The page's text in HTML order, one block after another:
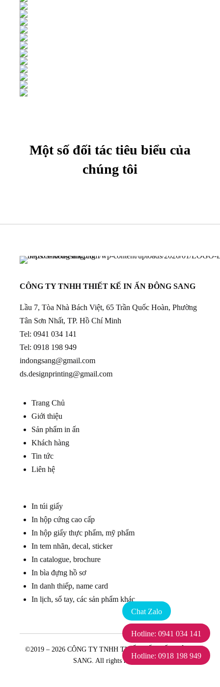
Một số đối tác tiêu biểu của
chúng tôi
CÔNG TY TNHH THIẾT KẾ IN ẤN ĐÔNG SANG
Lầu 7, Tòa Nhà Bách Việt, 65 Trần Quốc Hoàn, Phường
Tân Sơn Nhất, TP. Hồ Chí Minh
Tel: 0941 034 141
Tel: 0918 198 949
indongsang@gmail.com
ds.designprinting@gmail.com
Trang Chủ
Giới thiệu
Sản phẩm in ấn
Khách hàng
Tin tức
Liên hệ
In túi giấy
In hộp cứng cao cấp
In hộp giấy thực phẩm, mỹ phẩm
In tem nhãn, decal, sticker
In catalogue, brochure
In bìa đựng hồ sơ
In danh thiếp, name card
In lịch, sổ tay, các sản phẩm khác
©2019 – 2026 CÔNG TY TNHH THIẾT KẾ IN ẤN ĐÔNG
SANG. All rights reserved
Chat Zalo
Hotline: 0941 034 141
Hotline: 0918 198 949